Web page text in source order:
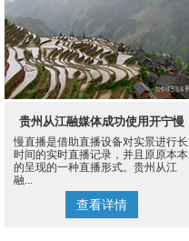
贵州从江融媒体成功使用开宁慢
直播设备案例
慢直播是借助直播设备对实景进行长
时间的实时直播记录，并且原原本本
的呈现的一种直播形式。贵州从江
融...
查看详情